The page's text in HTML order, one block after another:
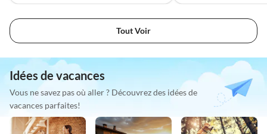
Tout Voir
Idées de vacances
Vous ne savez pas où aller ? Découvrez des idées de
vacances parfaites!